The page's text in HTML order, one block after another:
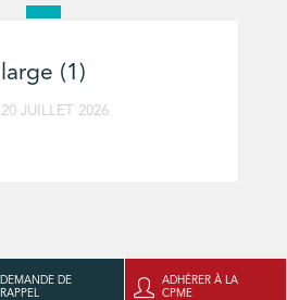
large (1)
20 JUILLET 2026
DEMANDE DE
RAPPEL
ADHÉRER À LA
CPME